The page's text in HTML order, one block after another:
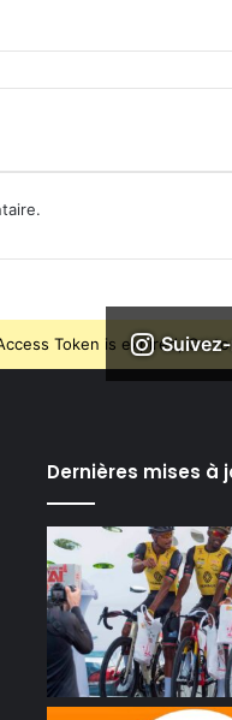
Token is expired, Go
Dernières mises à